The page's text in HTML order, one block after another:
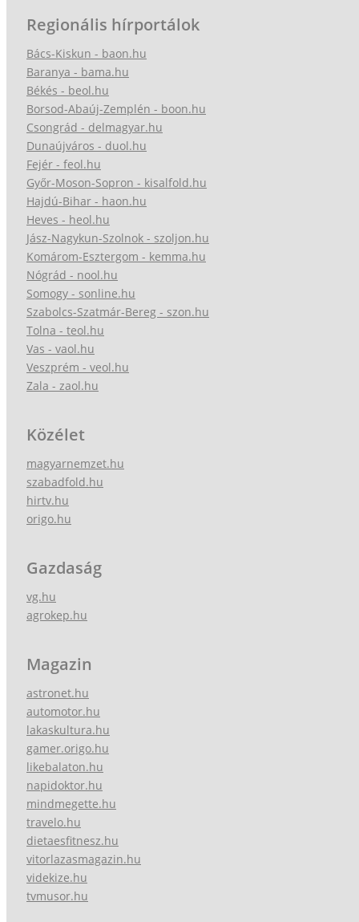
Regionális hírportálok
Bács-Kiskun - baon.hu
Baranya - bama.hu
Békés - beol.hu
Borsod-Abaúj-Zemplén - boon.hu
Csongrád - delmagyar.hu
Dunaújváros - duol.hu
Fejér - feol.hu
Győr-Moson-Sopron - kisalfold.hu
Hajdú-Bihar - haon.hu
Heves - heol.hu
Jász-Nagykun-Szolnok - szoljon.hu
Komárom-Esztergom - kemma.hu
Nógrád - nool.hu
Somogy - sonline.hu
Szabolcs-Szatmár-Bereg - szon.hu
Tolna - teol.hu
Vas - vaol.hu
Veszprém - veol.hu
Zala - zaol.hu
Közélet
magyarnemzet.hu
szabadfold.hu
hirtv.hu
origo.hu
Gazdaság
vg.hu
agrokep.hu
Magazin
astronet.hu
automotor.hu
lakaskultura.hu
gamer.origo.hu
likebalaton.hu
napidoktor.hu
mindmegette.hu
travelo.hu
dietaesfitnesz.hu
vitorlazasmagazin.hu
videkize.hu
tvmusor.hu